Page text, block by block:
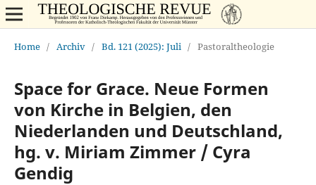
Home / Archiv / Bd. 121 (2025): Juli / Pastoraltheologie
Space for Grace. Neue Formen
von Kirche in Belgien, den
Niederlanden und Deutschland,
hg. v. Miriam Zimmer / Cyra
Gendig